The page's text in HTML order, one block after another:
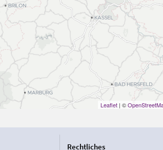
Leaflet| ©
Rechtliches